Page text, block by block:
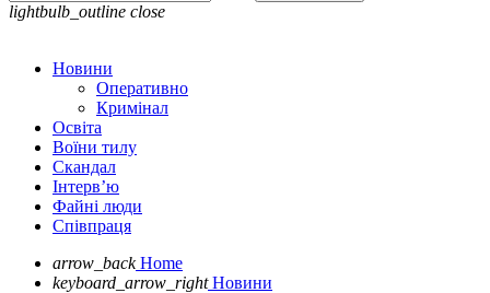
lightbulb_outline close
Новини
Оперативно
Кримінал
Освіта
Воїни тилу
Скандал
Інтерв’ю
Файні люди
Співпраця
arrow_back Home
keyboard_arrow_right Новини